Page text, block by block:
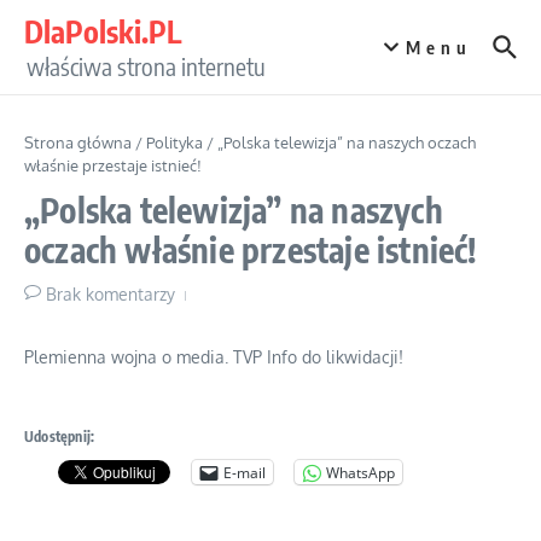
DlaPolski.PL
właściwa strona internetu
Menu
Strona główna / Polityka / „Polska telewizja” na naszych oczach
właśnie przestaje istnieć!
„Polska telewizja” na naszych
oczach właśnie przestaje istnieć!
Brak komentarzy
Plemienna wojna o media. TVP Info do likwidacji!
Udostępnij:
E-mail WhatsApp